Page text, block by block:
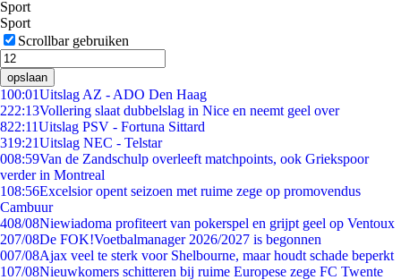
Sport
Sport
Scrollbar gebruiken
opslaan
100:01Uitslag AZ - ADO Den Haag
222:13Vollering slaat dubbelslag in Nice en neemt geel over
822:11Uitslag PSV - Fortuna Sittard
319:21Uitslag NEC - Telstar
008:59Van de Zandschulp overleeft matchpoints, ook Griekspoor
verder in Montreal
108:56Excelsior opent seizoen met ruime zege op promovendus
Cambuur
408/08Niewiadoma profiteert van pokerspel en grijpt geel op Ventoux
207/08De FOK!Voetbalmanager 2026/2027 is begonnen
007/08Ajax veel te sterk voor Shelbourne, maar houdt schade beperkt
107/08Nieuwkomers schitteren bij ruime Europese zege FC Twente